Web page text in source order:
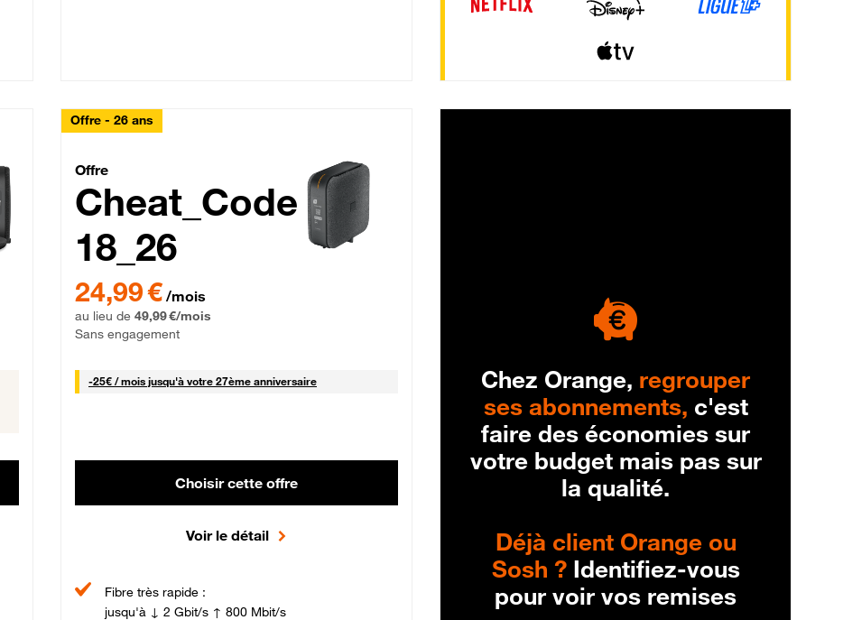
Offre - 26 ans
Cheat_Code Fibre_18_26
Offre
Cheat_Code
18_26
24,99 € /mois
au lieu de 49,99 €/mois
Sans engagement
-25€ / mois25 € par mois
jusqu'à votre 27ème anniversaire
Choisir cette offre
Voir le détail
Fibre très rapide :
jusqu'à ↓ 2 Gbit/s ↑ 800 Mbit/s
Chez Orange, regrouper
ses abonnements, c'est
faire des économies sur
votre budget mais pas sur
la qualité.
Déjà client Orange ou
Sosh ?Identifiez-vous
pour voir vos remises